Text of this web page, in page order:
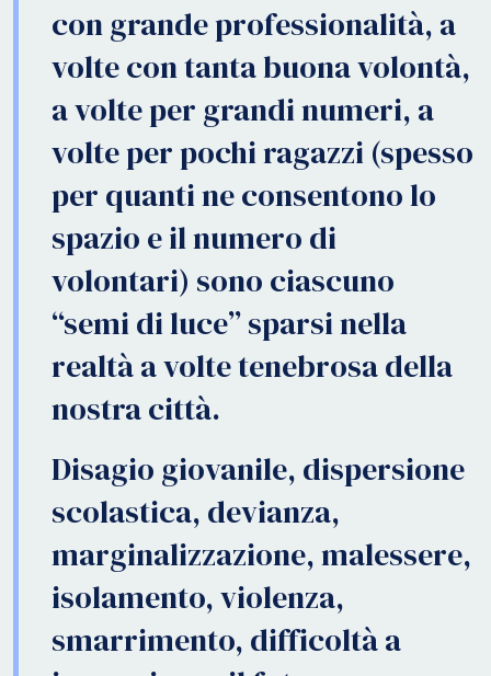
con grande professionalità, a
volte con tanta buona volontà,
a volte per grandi numeri, a
volte per pochi ragazzi (spesso
per quanti ne consentono lo
spazio e il numero di
volontari) sono ciascuno
“semi di luce” sparsi nella
realtà a volte tenebrosa della
nostra città.
Disagio giovanile, dispersione
scolastica, devianza,
marginalizzazione, malessere,
isolamento, violenza,
smarrimento, difficoltà a